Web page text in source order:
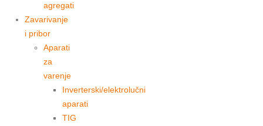
agregati
Zavarivanje
i pribor
Aparati
za
varenje
Inverterski/elektrolučni
aparati
TIG